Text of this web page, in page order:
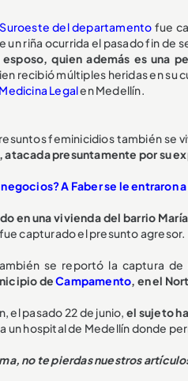
Suroeste del departamento fue
un riña ocurrida el pasado fin de
quien además es una
recibió múltiples heridas en su
Medicina Legalen Medellín.
feminicidios también se
atacada presuntamente por su
negocios? A Faber se le entraron
en una vivienda del barrio
capturado el presunto agresor.
se reportó la captura de
deCampamento, en el
el pasado 22 de junio, el sujeto
un hospital de Medellín donde
no te pierdas nuestros